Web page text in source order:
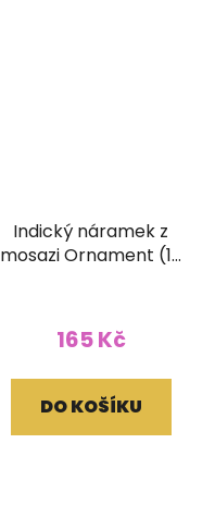
Indický náramek z
mosazi Ornament (10
165 Kč
DO KOŠÍKU